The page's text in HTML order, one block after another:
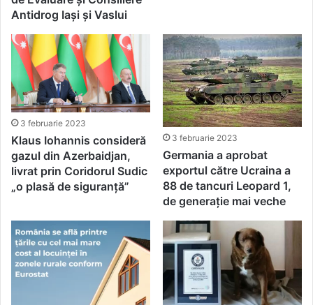
Antidrog Iași și Vaslui
3 februarie 2023
Klaus Iohannis consideră
gazul din Azerbaidjan,
livrat prin Coridorul Sudic
„o plasă de siguranță”
3 februarie 2023
Germania a aprobat
exportul către Ucraina a
88 de tancuri Leopard 1,
de generație mai veche